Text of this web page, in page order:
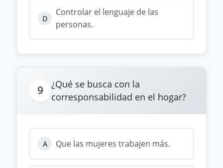
D
Controlar el lenguaje de las
personas.
9
¿Qué se busca con la
corresponsabilidad en el hogar?
A Que las mujeres trabajen más.